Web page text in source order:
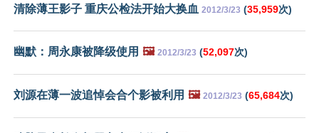
清除薄王影子 重庆公检法开始大换血 2012/3/23 (35,959次)
幽默：周永康被降级使用 🖼️ 2012/3/23 (52,097次)
刘源在薄一波追悼会合个影被利用 🖼️ 2012/3/23 (65,684次)